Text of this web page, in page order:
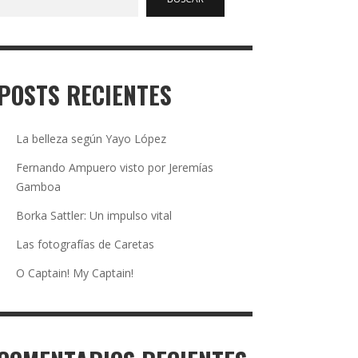
RECIENTES
La belleza según Yayo López
Fernando Ampuero visto por Jeremías
Gamboa
Borka Sattler: Un impulso vital
Las fotografías de Caretas
O Captain! My Captain!